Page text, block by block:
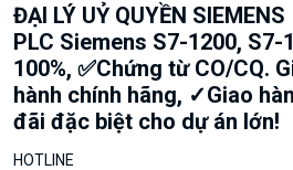
ĐẠI LÝ UỶ QUYỀN
PLC Siemens S7-1200, S7-
100%, ✅Chứng từ CO/CQ.
hành chính hãng, ✓Giao
đãi đặc biệt cho dự án lớn!
HOTLINE